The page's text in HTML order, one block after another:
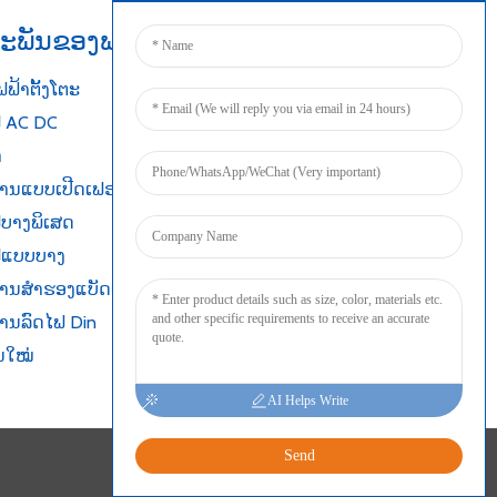
ພັນຂອງພວກເຮົາ
ຟ້າຕັ້ງໂຕະ
DC
ແບບເປີດເຟຣມ
າງພິເສດ
ບບບາງ
ນສຳຮອງແບັດເຕີຣີ
ນລົດໄຟ Din
ໃໝ່
AI Helps Write
Send